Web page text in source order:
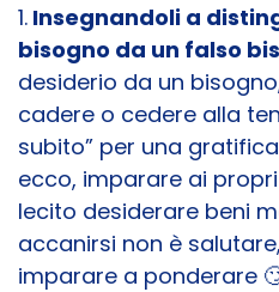
1. Insegnandoli a
bisogno da un falso
desiderio da un
cadere o cedere alla
subito” per una
ecco, imparare ai
lecito desiderare beni
accanirsi non è
imparare a ponderare